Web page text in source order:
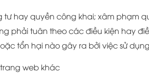
tư hay quyền công khai; xâm phạm
phải tuân theo các điều kiện hay
tổn hại nào gây ra bởi việc sử
web khác